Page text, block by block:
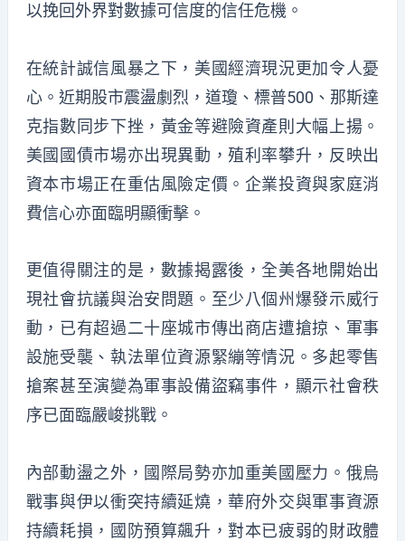
以挽回外界對數據可信度的信任危機。
在統計誠信風暴之下，美國經濟現況更加令人憂
心。近期股市震盪劇烈，道瓊、標普500、那斯達
克指數同步下挫，黃金等避險資產則大幅上揚。
美國國債市場亦出現異動，殖利率攀升，反映出
資本市場正在重估風險定價。企業投資與家庭消
費信心亦面臨明顯衝擊。
更值得關注的是，數據揭露後，全美各地開始出
現社會抗議與治安問題。至少八個州爆發示威行
動，已有超過二十座城市傳出商店遭搶掠、軍事
設施受襲、執法單位資源緊繃等情況。多起零售
搶案甚至演變為軍事設備盜竊事件，顯示社會秩
序已面臨嚴峻挑戰。
內部動盪之外，國際局勢亦加重美國壓力。俄烏
戰事與伊以衝突持續延燒，華府外交與軍事資源
持續耗損，國防預算飆升，對本已疲弱的財政體